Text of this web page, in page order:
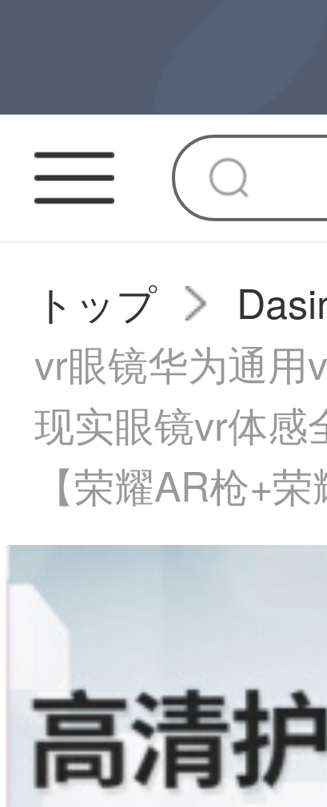
トップ
vr眼镜华为通用
现实眼镜vr体感
【荣耀AR枪+